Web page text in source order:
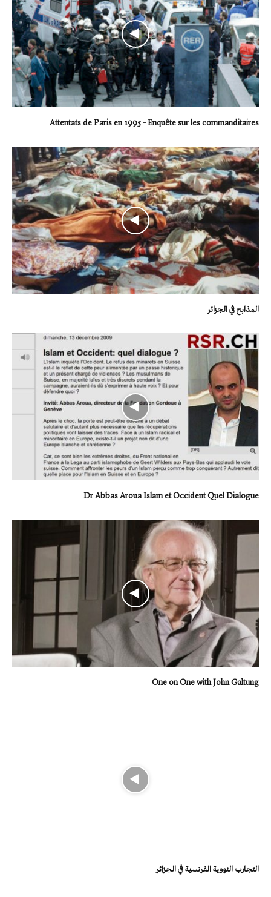
Attentats de Paris en 1995 – Enquête sur les commanditaires
المذابح في الجزائر
Dr Abbas Aroua Islam et Occident Quel Dialogue
One on One with John Galtung
التجارب النووية الفرنسية في الجزائر